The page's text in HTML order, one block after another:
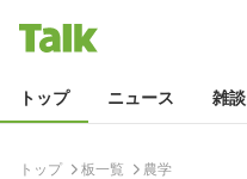
トップ ニュース 雑談
トップ 板一覧 農学